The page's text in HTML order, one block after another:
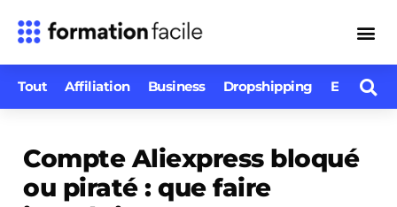
Tout Affiliation Business Dropshipping E-
Compte Aliexpress bloqué
ou piraté : que faire